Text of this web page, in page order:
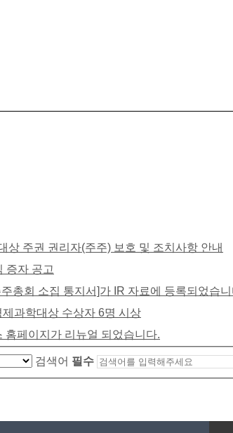
상 주권 권리자(주주) 보호 및 조치사항 안내
증자 공고
총회 소집 통지서]가 IR 자료에 등록되었습
제과학대상 수상자 6명 시상
홈페이지가 리뉴얼 되었습니다.
검색어 필수